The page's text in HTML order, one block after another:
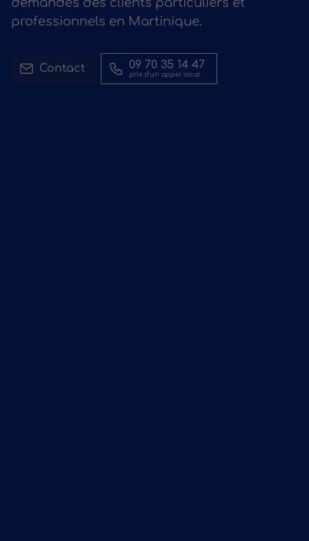
professionnels en Martinique.
Contact 09 70 35 14 47